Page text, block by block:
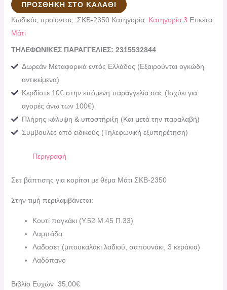
ΠΡΟΣΘΉΚΗ ΣΤΟ ΚΑΛΆΘΙ
Κωδικός προϊόντος: ΣΚΒ-2350 Κατηγορία: Κατηγορία 3 Ετικέτα:
Μάτι
ΤΗΛΕΦΩΝΙΚΕΣ ΠΑΡΑΓΓΕΛΙΕΣ: 2315532844
Δωρεάν Μεταφορικά εντός Ελλάδος (Εξαιρούνται ογκώδη
αντικείμενα)
Κερδίστε 10€ στην επόμενη παραγγελία σας (Ισχύει για
αγορές άνω των 100€)
Πλήρης κάλυψη & υποστήριξη (Και μετά την παραλαβή)
Συμβουλές από ειδικούς (Τηλεφωνική εξυπηρέτηση)
Περιγραφή
Σετ βάπτισης για κορίτσι με θέμα Μάτι ΣΚΒ-2350
Στην τιμή περιλαμβάνεται:
Kουτί παγκάκι (Υ.52 Μ.45 Π.33)
Λαμπάδα
Λαδοσετ (μπουκαλάκι λαδιού, σαπουνάκι, 3 κεράκια)
Λαδόπανο
Βιβλίο Ευχών 35,00€